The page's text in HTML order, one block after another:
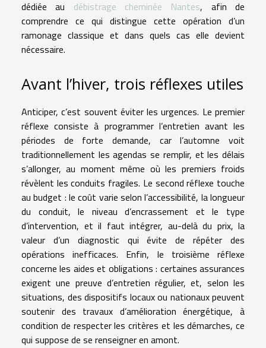
dédiée au débistrage cheminée Nantes, afin de
comprendre ce qui distingue cette opération d’un
ramonage classique et dans quels cas elle devient
nécessaire.
Avant l’hiver, trois réflexes utiles
Anticiper, c’est souvent éviter les urgences. Le premier
réflexe consiste à programmer l’entretien avant les
périodes de forte demande, car l’automne voit
traditionnellement les agendas se remplir, et les délais
s’allonger, au moment même où les premiers froids
révèlent les conduits fragiles. Le second réflexe touche
au budget : le coût varie selon l’accessibilité, la longueur
du conduit, le niveau d’encrassement et le type
d’intervention, et il faut intégrer, au-delà du prix, la
valeur d’un diagnostic qui évite de répéter des
opérations inefficaces. Enfin, le troisième réflexe
concerne les aides et obligations : certaines assurances
exigent une preuve d’entretien régulier, et, selon les
situations, des dispositifs locaux ou nationaux peuvent
soutenir des travaux d’amélioration énergétique, à
condition de respecter les critères et les démarches, ce
qui suppose de se renseigner en amont.